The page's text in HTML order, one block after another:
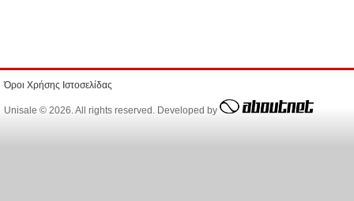
Όροι Χρήσης Ιστοσελίδας
Unisale © 2026. All rights reserved. Developed by